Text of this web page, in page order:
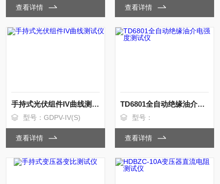
查看详情 查看详情
手持式光伏组件IV曲线测试仪
型号：GDPV-IV(S)
查看详情
TD6801全自动绝缘油介电强度测试仪
型号：
查看详情